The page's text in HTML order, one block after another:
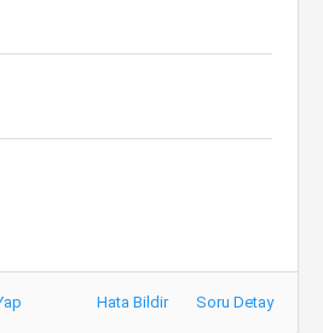
Hata Bildir Soru Detay